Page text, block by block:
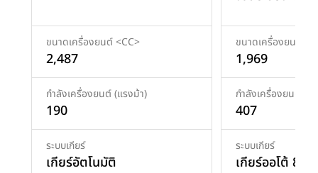
ขนาดเครื่องยนต์ <CC>
2,487
กำลังเครื่องยนต์ (แรงม้า)
190
ระบบเกียร์
เกียร์อัตโนมัติ
ขนาดเครื่องยนต์
1,969
กำลังเครื่องยนต์ (แ
407
ระบบเกียร์
เกียร์ออโต้ 8AT